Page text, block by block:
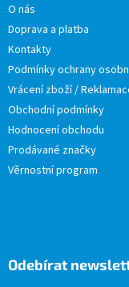
O nás
Doprava a platba
Kontakty
Podmínky ochrany
Vrácení zboží /
Obchodní podmínky
Hodnocení obchodu
Prodávané značky
Věrnostní program
Odebírat